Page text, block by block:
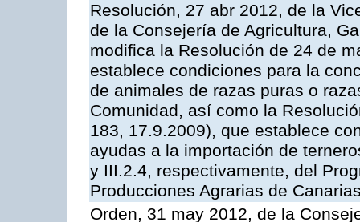
Resolución, 27 abr 2012, de la
de la Consejería de Agricultura,
modifica la Resolución de 24 de
establece condiciones para la
de animales de razas puras o
Comunidad, así como la
183, 17.9.2009), que establece
ayudas a la importación de
y III.2.4, respectivamente, del
Producciones Agrarias de
Orden, 31 may 2012, de la